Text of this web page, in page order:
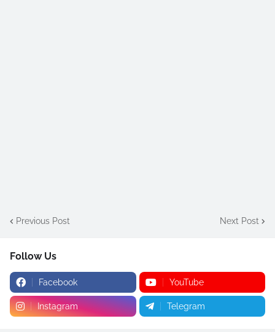
Previous Post Next Post
Follow Us
Facebook YouTube
Instagram Telegram